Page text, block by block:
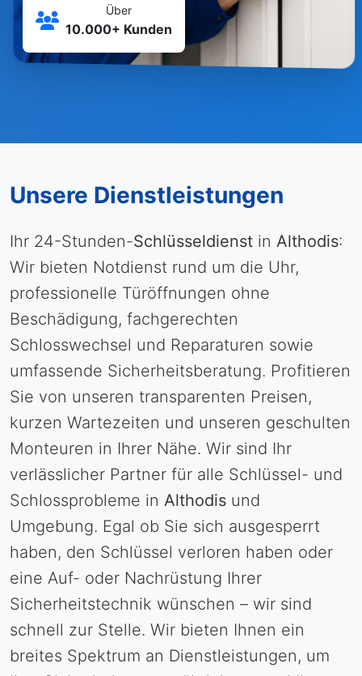
Über
10.000+ Kunden
Unsere Dienstleistungen
Ihr 24-Stunden-Schlüsseldienst in Althodis:
Wir bieten Notdienst rund um die Uhr,
professionelle Türöffnungen ohne
Beschädigung, fachgerechten
Schlosswechsel und Reparaturen sowie
umfassende Sicherheitsberatung. Profitieren
Sie von unseren transparenten Preisen,
kurzen Wartezeiten und unseren geschulten
Monteuren in Ihrer Nähe. Wir sind Ihr
verlässlicher Partner für alle Schlüssel- und
Schlossprobleme in Althodis und
Umgebung. Egal ob Sie sich ausgesperrt
haben, den Schlüssel verloren haben oder
eine Auf- oder Nachrüstung Ihrer
Sicherheitstechnik wünschen – wir sind
schnell zur Stelle. Wir bieten Ihnen ein
breites Spektrum an Dienstleistungen, um